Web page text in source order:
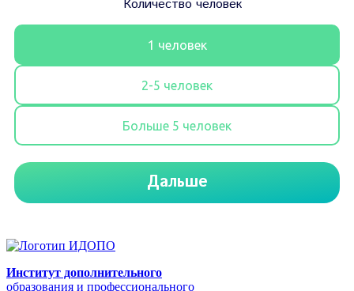
Институт дополнительного
образования и профессионального